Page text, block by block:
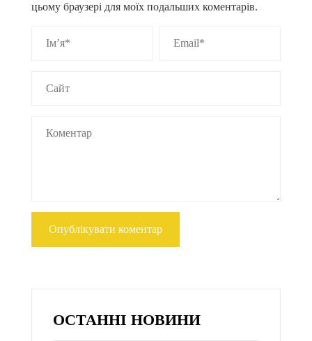
цьому браузері для моїх подальших коментарів.
ОСТАННІ НОВИНИ